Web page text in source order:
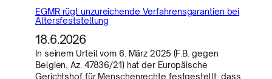
EGMR rügt unzureichende Verfahrensgarantien bei
Altersfeststellung
18.6.2026
In seinem Urteil vom 6. März 2025 (F.B. gegen
Belgien, Az. 47836/21) hat der Europäische
Gerichtshof für Menschenrechte festgestellt, dass